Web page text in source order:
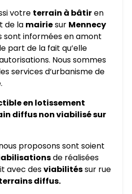
votre terrain à bâtiren
de la mairiesur Mennecy
sont informées en amont
part de la fait qu’elle
Nous sommes
services d’urbanisme de
en lotissement
diffus non viabilisé sur
proposons sont soient
de réalisées
avec desviabilitéssur rue
diffus.